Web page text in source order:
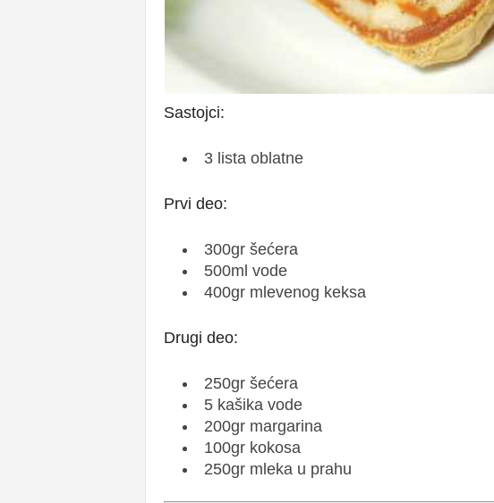
Sastojci:
3 lista oblatne
Prvi deo:
300gr šećera
500ml vode
400gr mlevenog keksa
Drugi deo:
250gr šećera
5 kašika vode
200gr margarina
100gr kokosa
250gr mleka u prahu